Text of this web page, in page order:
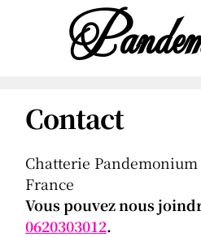
Contact
Chatterie Pandemonium
France
Vous pouvez nous
0620303012.